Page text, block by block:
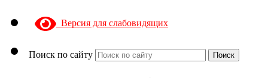
Версия для слабовидящих
Поиск по сайту Поиск